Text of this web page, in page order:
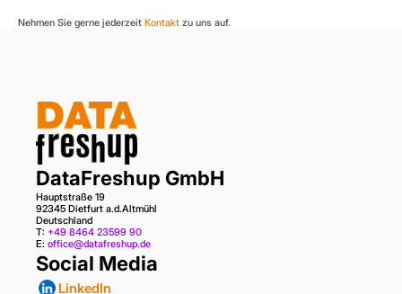
Nehmen Sie gerne jederzeit Kontakt zu uns auf.
DataFreshup GmbH
Hauptstraße 19
92345 Dietfurt a.d.Altmühl
Deutschland
T: +49 8464 23599 90
E: office@datafreshup.de
Social Media
LinkedIn